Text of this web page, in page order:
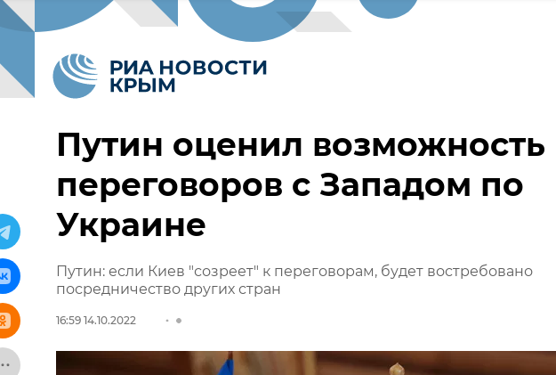
Путин оценил возможность
переговоров с Западом по
Украине
Путин: если Киев "созреет" к переговорам, будет востребовано
посредничество других стран
16:59 14.10.2022